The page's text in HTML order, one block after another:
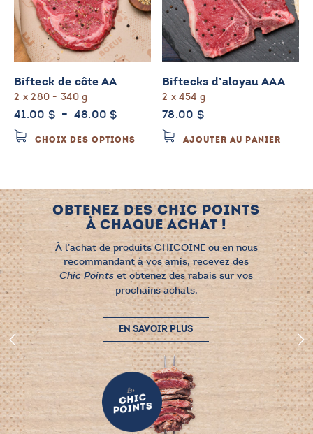
Bifteck de côte AA
2 x 280 - 340 g
41.00 $ – 48.00$Plage
prix :
48.00 $
CHOIX DES OPTIONS
variations.
Les
options
peuvent
être
choisies
sur
la
page
du
produit
Biftecks d’aloyau AAA
2 x 454 g
78.00 $
AJOUTER AU PANIER
À l’achat de produits CHICOINE ou en nous
recommandant à vos amis, recevez des
Chic Points et obtenez des rabais sur vos
prochains achats.
OBTENEZ DES CHIC POINTS
À CHAQUE ACHAT !
EN SAVOIR PLUS